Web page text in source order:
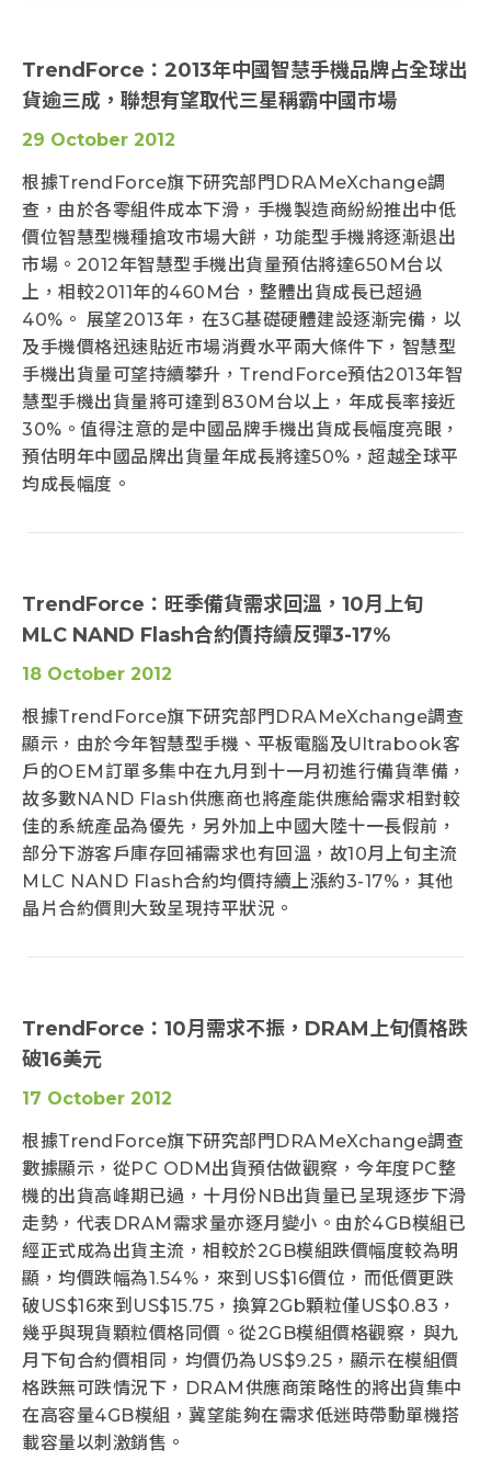
TrendForce：2013年中國智慧手機品牌占全球出
貨逾三成，聯想有望取代三星稱霸中國市場
29 October 2012
根據TrendForce旗下研究部門DRAMeXchange調
查，由於各零組件成本下滑，手機製造商紛紛推出中低
價位智慧型機種搶攻市場大餅，功能型手機將逐漸退出
市場。2012年智慧型手機出貨量預估將達650M台以
上，相較2011年的460M台，整體出貨成長已超過
40%。 展望2013年，在3G基礎硬體建設逐漸完備，以
及手機價格迅速貼近市場消費水平兩大條件下，智慧型
手機出貨量可望持續攀升，TrendForce預估2013年智
慧型手機出貨量將可達到830M台以上，年成長率接近
30%。值得注意的是中國品牌手機出貨成長幅度亮眼，
預估明年中國品牌出貨量年成長將達50%，超越全球平
均成長幅度。
TrendForce：旺季備貨需求回溫，10月上旬
MLC NAND Flash合約價持續反彈3-17%
18 October 2012
根據TrendForce旗下研究部門DRAMeXchange調查
顯示，由於今年智慧型手機、平板電腦及Ultrabook客
戶的OEM訂單多集中在九月到十一月初進行備貨準備，
故多數NAND Flash供應商也將產能供應給需求相對較
佳的系統產品為優先，另外加上中國大陸十一長假前，
部分下游客戶庫存回補需求也有回溫，故10月上旬主流
MLC NAND Flash合約均價持續上漲約3-17%，其他
晶片合約價則大致呈現持平狀況。
TrendForce：10月需求不振，DRAM上旬價格跌
破16美元
17 October 2012
根據TrendForce旗下研究部門DRAMeXchange調查
數據顯示，從PC ODM出貨預估做觀察，今年度PC整
機的出貨高峰期已過，十月份NB出貨量已呈現逐步下滑
走勢，代表DRAM需求量亦逐月變小。由於4GB模組已
經正式成為出貨主流，相較於2GB模組跌價幅度較為明
顯，均價跌幅為1.54%，來到US$16價位，而低價更跌
破US$16來到US$15.75，換算2Gb顆粒僅US$0.83，
幾乎與現貨顆粒價格同價。從2GB模組價格觀察，與九
月下旬合約價相同，均價仍為US$9.25，顯示在模組價
格跌無可跌情況下，DRAM供應商策略性的將出貨集中
在高容量4GB模組，冀望能夠在需求低迷時帶動單機搭
載容量以刺激銷售。